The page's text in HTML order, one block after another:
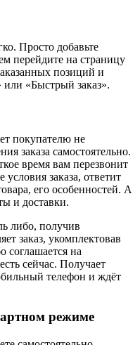
Просто добавьте
перейдите на страницу
позиций и
«Быстрый заказ».
покупателю не
заказа самостоятельно.
время вам перезвонит
заказа, ответит
его особенностей. А
и доставки.
либо, получив
заказ, укомплектовав
соглашается на
сейчас. Получает
телефон и ждёт
режиме